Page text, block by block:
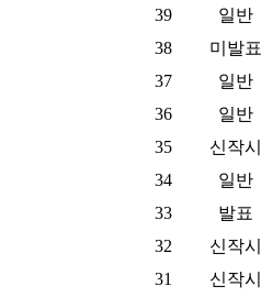
39
일반
38
미발표
37
일반
36
일반
35
신작시
34
일반
33
발표
32
신작시
31
신작시